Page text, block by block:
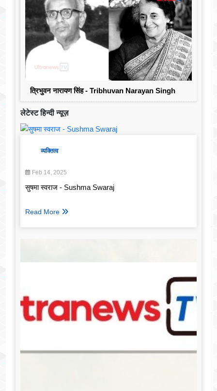
त्रिभुवन नारायण सिंह - Tribhuvan Narayan Singh
लेटेस्ट हिन्दी न्यूज़
व्यक्तित्व
Feb 14, 2025
सुषमा स्वराज - Sushma Swaraj
Read More